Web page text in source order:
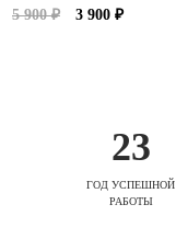
5 900 ₽
3 900 ₽
23
ГОД УСПЕШНОЙ
РАБОТЫ